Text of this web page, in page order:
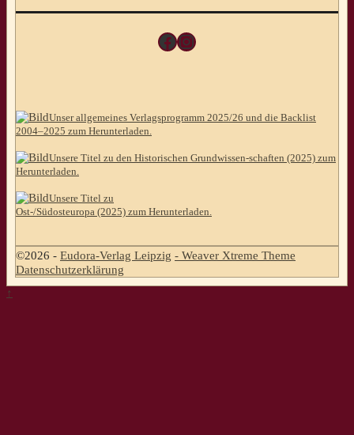
Facebook
Instagram
Unser allgemeines Verlagsprogramm 2025/26 und die Backlist
2004–2025 zum Herunterladen.
Unsere Titel zu den Historischen Grundwissen-schaften (2025) zum
Herunterladen.
Unsere Titel zu
Ost-/Südosteuropa (2025) zum Herunterladen.
©2026 - Eudora-Verlag Leipzig - Weaver Xtreme Theme
Datenschutzerklärung
↑